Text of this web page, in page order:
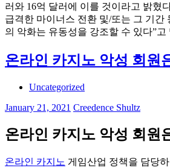
러와 16억 달러에 이를 것이라고 밝혔
급격한 마이너스 전환 및/또는 그 기간
의 악화는 유동성을 강조할 수 있다”고
온라인 카지노 악성 회원
Uncategorized
January 21, 2021 Creedence Shultz
온라인 카지노 악성 회원
온라인 카지노 게임산업 정책을 담당